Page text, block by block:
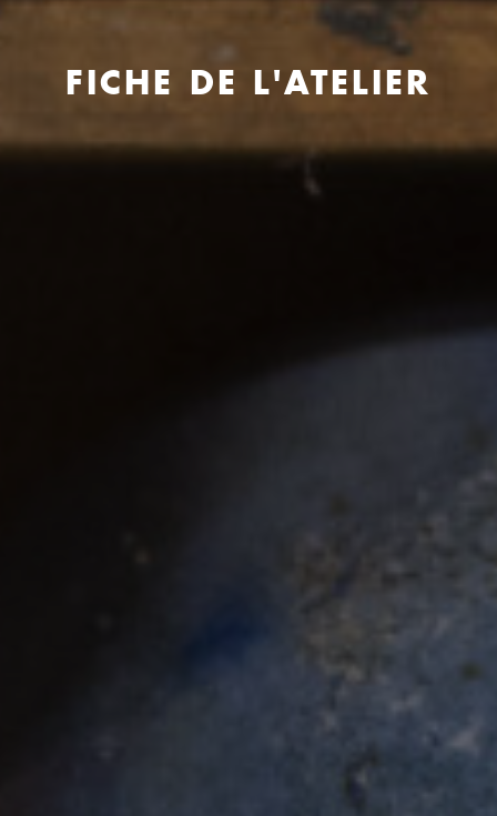
FICHE DE L'ATELIER